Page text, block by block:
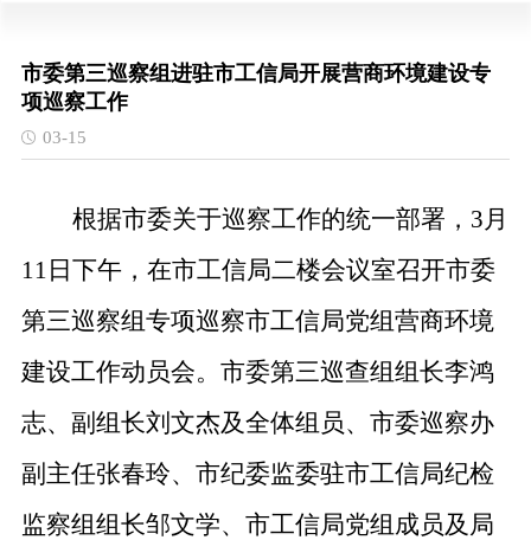
市委第三巡察组进驻市工信局开展营商环境建设专
项巡察工作
03-15
根据市委关于巡察工作的统一部署，3月
11日下午，在市工信局二楼会议室召开市委
第三巡察组专项巡察市工信局党组营商环境
建设工作动员会。市委第三巡查组组长李鸿
志、副组长刘文杰及全体组员、市委巡察办
副主任张春玲、市纪委监委驻市工信局纪检
监察组组长邹文学、市工信局党组成员及局